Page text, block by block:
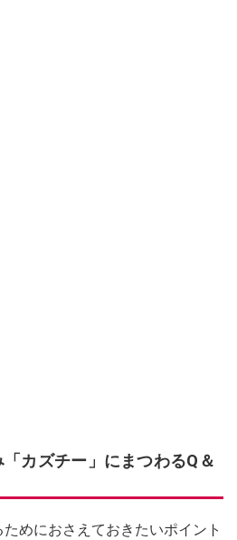
カズチー」にまつわるQ＆
ためにおさえておきたいポイント